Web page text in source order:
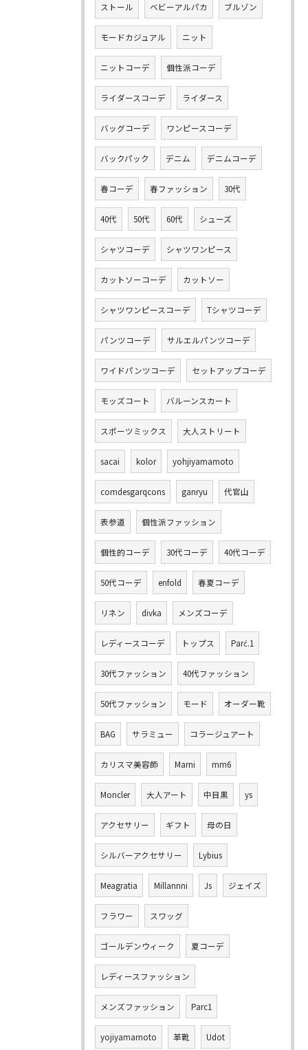
ストール ベビーアルパカ ブルゾン
モードカジュアル ニット
ニットコーデ 個性派コーデ
ライダースコーデ ライダース
バッグコーデ ワンピースコーデ
バックパック デニム デニムコーデ
春コーデ 春ファッション 30代
40代 50代 60代 シューズ
シャツコーデ シャツワンピース
カットソーコーデ カットソー
シャツワンピースコーデ Tシャツコーデ
パンツコーデ サルエルパンツコーデ
ワイドパンツコーデ セットアップコーデ
モッズコート バルーンスカート
スポーツミックス 大人ストリート
sacai kolor yohjiyamamoto
comdesgarqcons ganryu 代官山
表参道 個性派ファッション
個性的コーデ 30代コーデ 40代コーデ
50代コーデ enfold 春夏コーデ
リネン divka メンズコーデ
レディースコーデ トップス Parć.1
30代ファッション 40代ファッション
50代ファッション モード オーダー靴
BAG サラミュー コラージュアート
カリスマ美容師 Marni mm6
Moncler 大人アート 中目黒 ys
アクセサリー ギフト 母の日
シルバーアクセサリー Lybius
Meagratia Millannni Js ジェイズ
フラワー スワッグ
ゴールデンウィーク 夏コーデ
レディースファッション
メンズファッション Parc1
yojiyamamoto 革靴 Udot